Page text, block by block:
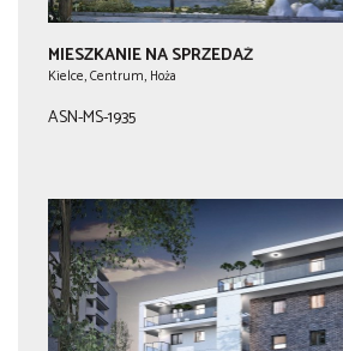
MIESZKANIE NA SPRZEDAŻ
Kielce, Centrum, Hoża
ASN-MS-1935